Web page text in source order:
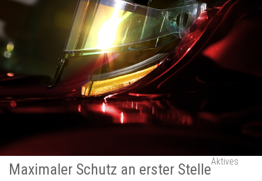
Maximaler Schutz an erster StelleAktives